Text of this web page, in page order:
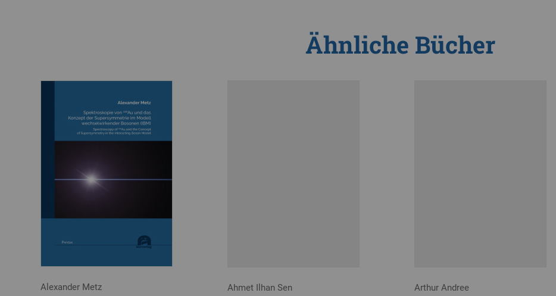
Ähnliche Bücher
Alexander Metz Ahmet Ilhan Sen Arthur Andree